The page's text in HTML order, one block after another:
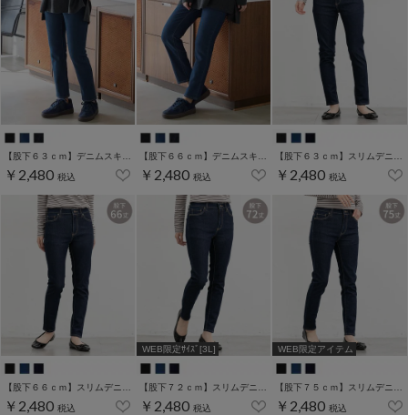
￥2,480 税込 ￥2,480 税込 ￥2,480 税込
￥2,480 税込
WEB限定ｻｲｽﾞ[3L]
￥2,480 税込
WEB限定アイテム
￥2,480 税込